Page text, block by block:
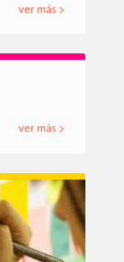
ver más >
ver más >